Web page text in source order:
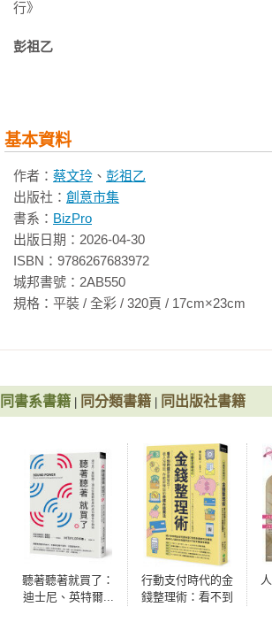
5.6租車
5.8賣車
6.2銀行個人帳戶、信用卡、支票類別
6.4美國醫療與保險制度
6.5美國知名的醫療保險公司
6.6美國個人稅務
6.7合法節稅
6.8跨文化適應
6.9美國日光節約時間
6.10文化差異下的法律風險與育兒觀念
Chapter7 美國飲食信仰與娛樂
7.2美國信仰
7.3美國休閒娛樂
7.5美國德州購物
第三篇 關於子女在美國的教育
Chapter8 子女在美國的
8.1美國教育的核心觀念
8.3教育現場的第一印象與生活觀察
行》
彭祖乙
專長創新與創業管理及人工智慧物聯網。投
驗，曾擔任國內上市櫃科技公司副總經理
擁有豐富的北美通路營運與外派經驗，經營
歷讓他對美國的商業文化、市場動態與跨文
察。
相關著作：《直奔夏威夷！自由自在的渡假
行》
基本資料
作者： 蔡文玲 、 彭祖乙
出版社： 創意市集
書系： BizPro
出版日期：2026-04-30
ISBN：9786267683972
城邦書號：2AB550
規格：平裝 / 全彩 / 320頁 /
同書系書籍 同分類書籍 同出版社書籍
聽著聽著就買了：
迪士尼、英特爾...
行動支付時代的金
錢整理術：看不到